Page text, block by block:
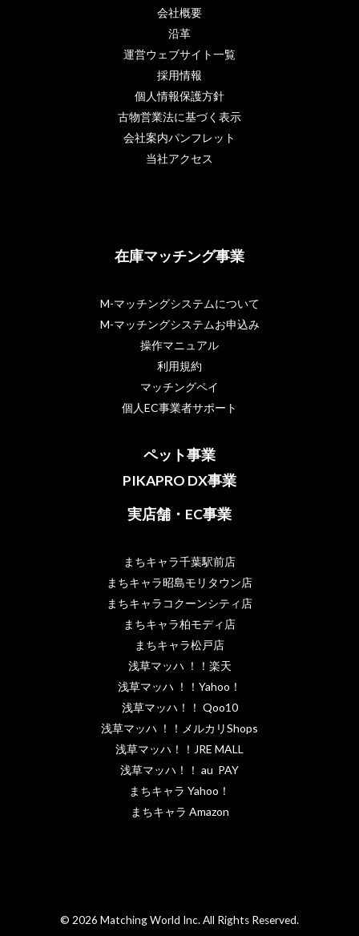
会社概要
沿革
運営ウェブサイト一覧
採用情報
個人情報保護方針
古物営業法に基づく表示
会社案内パンフレット
当社アクセス
在庫マッチング事業
M-マッチングシステムについて
M-マッチングシステムお申込み
操作マニュアル
利用規約
マッチングペイ
個人EC事業者サポート
ペット事業
PIKAPRO DX事業
実店舗・EC事業
まちキャラ千葉駅前店
まちキャラ昭島モリタウン店
まちキャラコクーンシティ店
まちキャラ柏モディ店
まちキャラ松戸店
浅草マッハ ！！楽天
浅草マッハ ！！Yahoo！
浅草マッハ！！ Qoo10
浅草マッハ ！！メルカリShops
浅草マッハ！！JRE MALL
浅草マッハ！！ au PAY
まちキャラ Yahoo！
まちキャラ Amazon
© 2026 Matching World Inc. All Rights Reserved.